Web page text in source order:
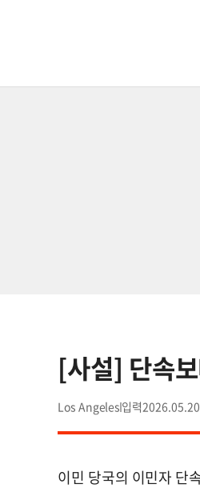
[사설] 단속
Los Angeles
이민 당국의 이민자 단